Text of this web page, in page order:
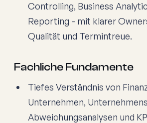
Controlling, Business
Reporting - mit klarer
Qualität und Termintreue.
Fachliche Fundamente
Tiefes Verständnis von
Unternehmen,
Abweichungsanalysen und